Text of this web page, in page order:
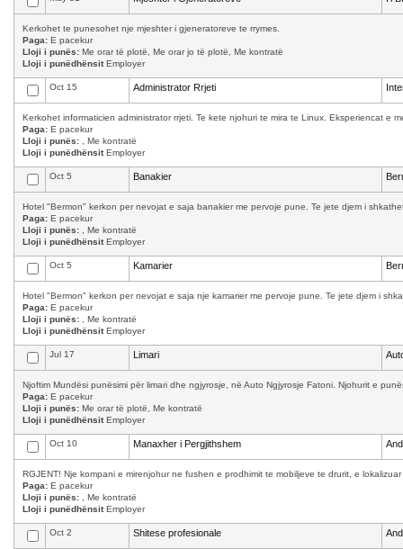
Kerkohet te punesohet nje mjeshter i gjeneratoreve te rrymes.
Paga: E pacekur
Lloji i punës: Me orar të plotë, Me orar jo të plotë, Me kontratë
Lloji i punëdhënsitEmployer
Oct 15 Administrator Rrjeti
Kerkohet informaticien administrator rrjeti. Te kete njohuri te mira te Linux. Eksperiencat e
Paga: E pacekur
Lloji i punës: , Me kontratë
Lloji i punëdhënsitEmployer
Oct 5 Banakier
Hotel "Bermon" kerkon per nevojat e saja banakier me pervoje pune. Te jete djem i
Paga: E pacekur
Lloji i punës: , Me kontratë
Lloji i punëdhënsitEmployer
Oct 5 Kamarier
Hotel "Bermon" kerkon per nevojat e saja nje kamarier me pervoje pune. Te jete djem i
Paga: E pacekur
Lloji i punës: , Me kontratë
Lloji i punëdhënsitEmployer
Jul 17 Limari
Njoftim Mundësi punësimi për limari dhe ngjyrosje, në Auto Ngjyrosje Fatoni. Njohurit e
Paga: E pacekur
Lloji i punës: Me orar të plotë, Me kontratë
Lloji i punëdhënsitEmployer
Oct 10 Manaxher i Pergjithshem
RGJENT! Nje kompani e mirenjohur ne fushen e prodhimit te mobiljeve te drurit, e
Paga: E pacekur
Lloji i punës: , Me kontratë
Lloji i punëdhënsitEmployer
Oct 2 Shitese profesionale